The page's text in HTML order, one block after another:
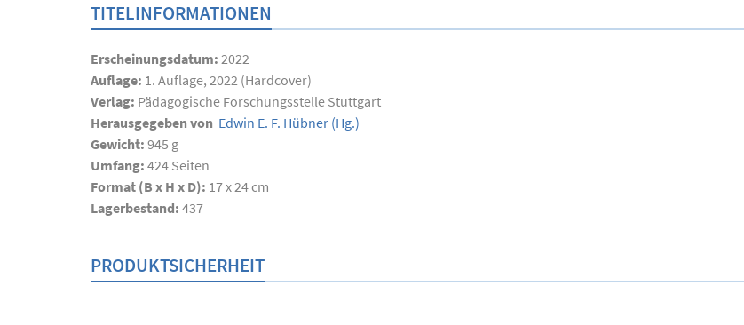
TITELINFORMATIONEN
Erscheinungsdatum: 2022
Auflage: 1. Auflage, 2022 (Hardcover)
Verlag: Pädagogische Forschungsstelle Stuttgart
Herausgegeben von Edwin E. F. Hübner (Hg.)
Gewicht: 945 g
Umfang: 424 Seiten
Format (B x H x D): 17 x 24 cm
Lagerbestand: 437
PRODUKTSICHERHEIT